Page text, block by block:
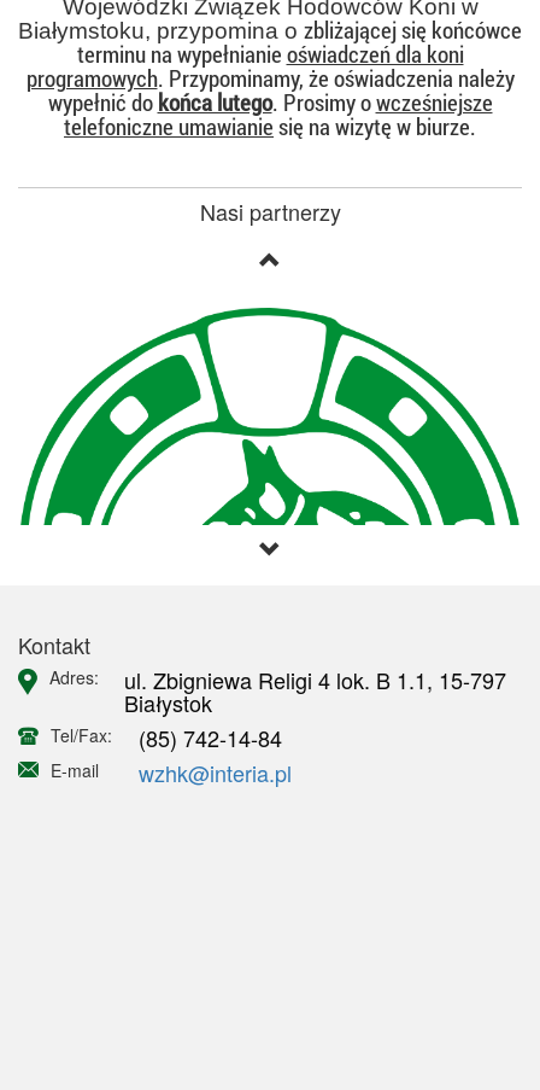
Wojewódzki Związek Hodowców Koni w
Białymstoku, przypomina o zbliżającej się końcówce
terminu na wypełnianie oświadczeń dla koni
programowych. Przypominamy, że oświadczenia należy
wypełnić do końca lutego. Prosimy owcześniejsze
telefoniczne umawianie się na wizytę w biurze.
Nasi partnerzy
Kontakt
Adres: ul. Zbigniewa Religi 4 lok. B 1.1, 15-797
Białystok
Tel/Fax: (85) 742-14-84
E-mail wzhk@interia.pl